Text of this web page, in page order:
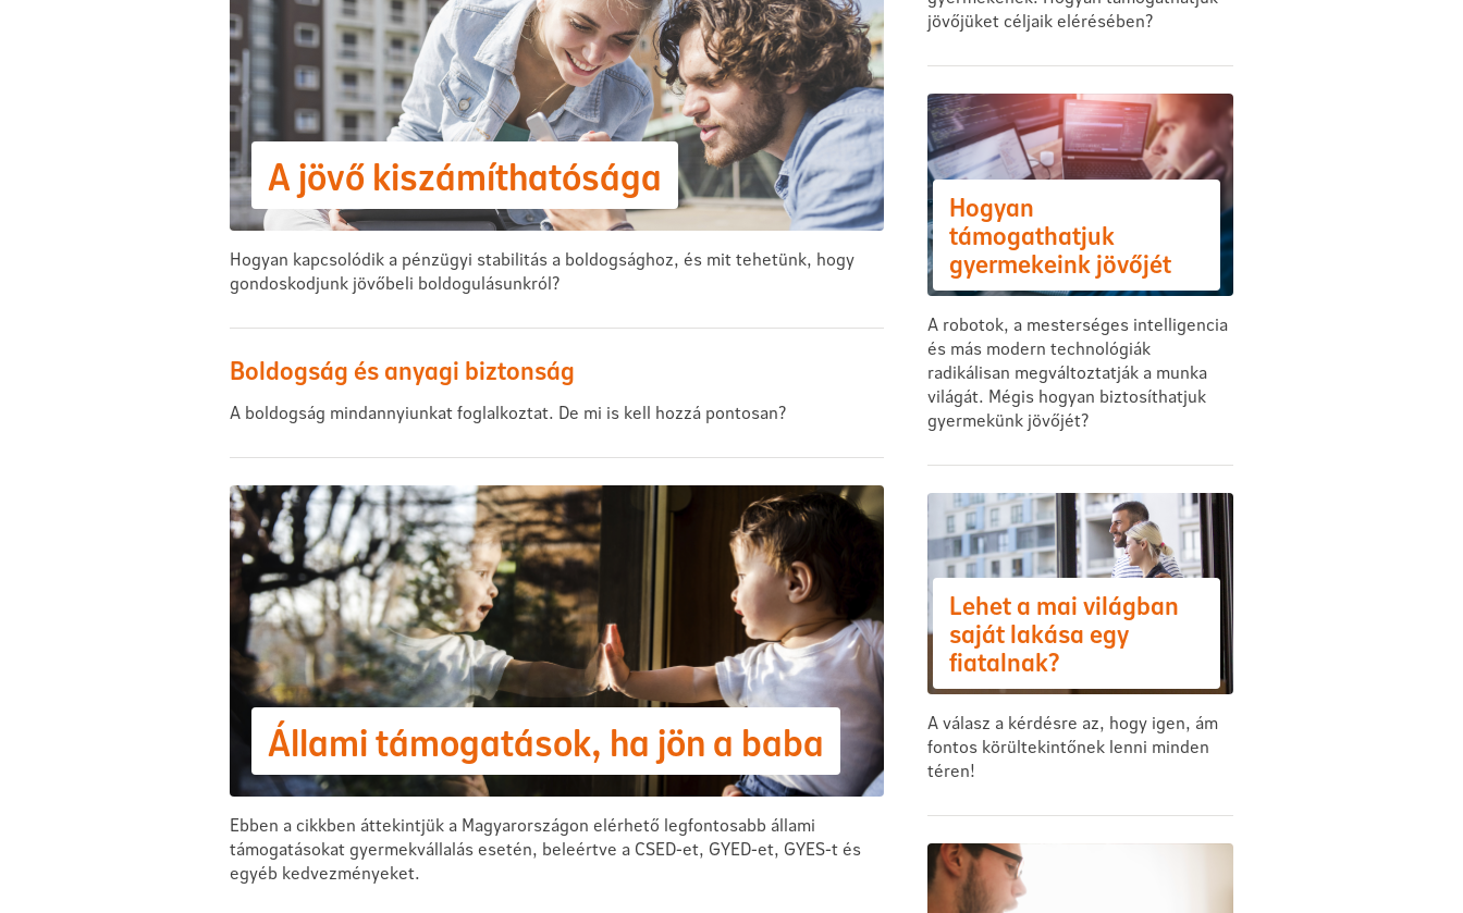
A jövő kiszámíthatósága
Hogyan kapcsolódik a pénzügyi stabilitás a boldogsághoz, és mit tehetünk, hogy
gondoskodjunk jövőbeli boldogulásunkról?
Boldogság és anyagi biztonság
A boldogság mindannyiunkat foglalkoztat. De mi is kell hozzá pontosan?
Állami támogatások, ha jön a baba
Ebben a cikkben áttekintjük a Magyarországon elérhető legfontosabb állami
támogatásokat gyermekvállalás esetén, beleértve a CSED-et, GYED-et, GYES-t és
egyéb kedvezményeket.
jövőjüket céljaik elérésében?
Hogyan
támogathatjuk
gyermekeink jövőjét
A robotok, a mesterséges intelligencia
és más modern technológiák
radikálisan megváltoztatják a munka
világát. Mégis hogyan biztosíthatjuk
gyermekünk jövőjét?
Lehet a mai világban
saját lakása egy
fiatalnak?
A válasz a kérdésre az, hogy igen, ám
fontos körültekintőnek lenni minden
téren!